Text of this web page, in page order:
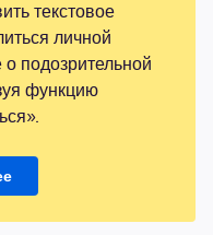
текстовое
личной
подозрительной
функцию